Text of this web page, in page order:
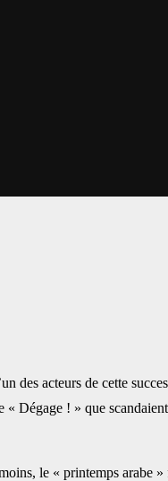
des acteurs de cette
Dégage ! » que
le « printemps arabe